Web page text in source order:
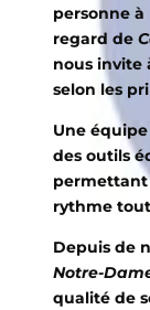
personne à
regard de
nous invite
selon les
Une
des outils
permettant
rythme
Depuis de
Notre-
qualité de